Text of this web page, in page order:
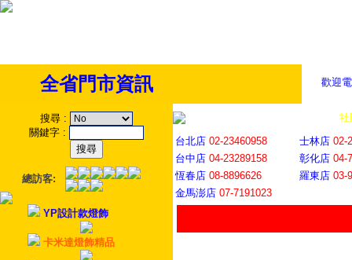
歡迎
全省門市資訊
搜尋 :
關鍵字 :
總訪客:
YP設計款燈飾
卡米達燈飾精品
社
台北店 02-23460958 士林店 02-
台中店 04-23289158 彰化店 04-
恆春店 08-8896626 羅東店 03-
金馬澎店 07-7191023